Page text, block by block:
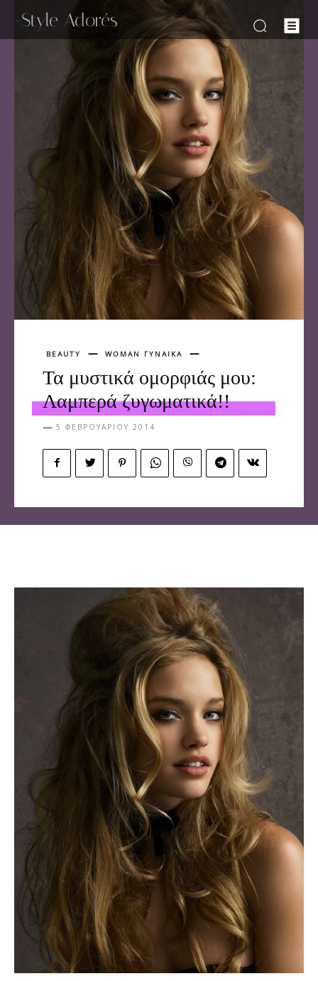
-Style Adorés
BEAUTY WOMAN ΓΥΝΑΙΚΑ
Τα μυστικά ομορφιάς μου:
Λαμπερά ζυγωματικά!!
5 ΦΕΒΡΟΥΑΡΊΟΥ 2014